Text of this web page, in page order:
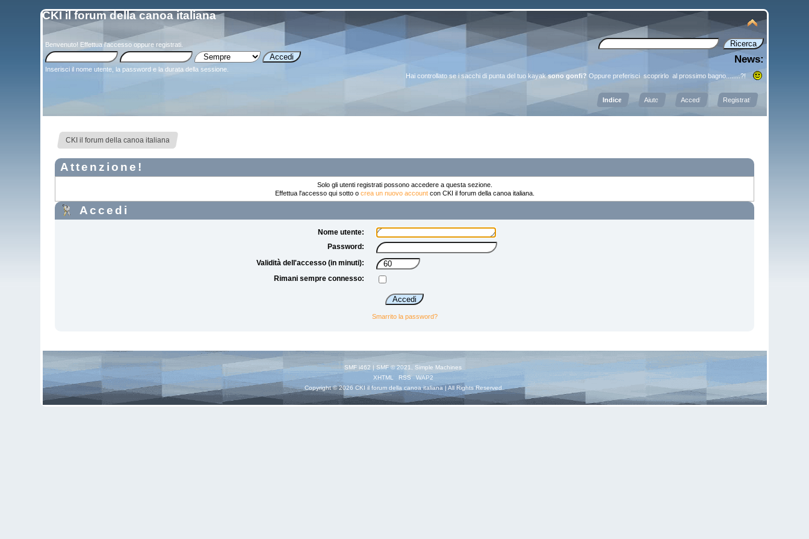
CKI il forum della canoa italiana
Benvenuto! Effettua l'accesso oppure registrati
Inserisci il nome utente, la password e la durata della sessione.
News:
Hai controllato se i sacchi di punta del tuo kayaksono gonfi? Oppure preferisci scoprirlo al prossimo bagno........?!
Indice Aiuto Accedi Registrati
CKI il forum della canoa italiana
Attenzione!
Solo gli utenti registrati possono accedere a questa sezione.
Effettua l'accesso qui sotto o crea un nuovo accountcon CKI il forum della canoa italiana.
Accedi
Nome utente:
Password:
Validità dell'accesso (in minuti):
Rimani sempre connesso:
Smarrito la password?
SMF i462 SMF © 2021, Simple Machines
XHTML
RSS
WAP2
Copyright © 2026 CKI il forum della canoa italiana | All Rights Reserved